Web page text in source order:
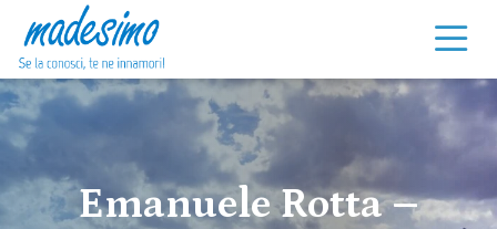
Vai al contenuto
Emanuele Rotta –